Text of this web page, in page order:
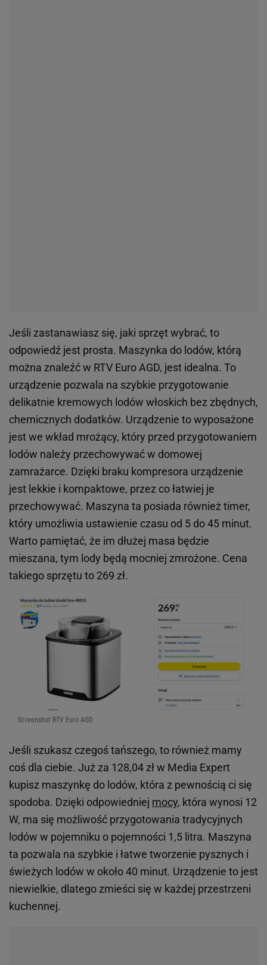
Jeśli zastanawiasz się, jaki sprzęt wybrać, to
odpowiedź jest prosta. Maszynka do lodów, którą
można znaleźć w RTV Euro AGD, jest idealna. To
urządzenie pozwala na szybkie przygotowanie
delikatnie kremowych lodów włoskich bez zbędnych,
chemicznych dodatków. Urządzenie to wyposażone
jest we wkład mrożący, który przed przygotowaniem
lodów należy przechowywać w domowej
zamrażarce. Dzięki braku kompresora urządzenie
jest lekkie i kompaktowe, przez co łatwiej je
przechowywać. Maszyna ta posiada również timer,
który umożliwia ustawienie czasu od 5 do 45 minut.
Warto pamiętać, że im dłużej masa będzie
mieszana, tym lody będą mocniej zmrożone. Cena
takiego sprzętu to 269 zł.
Screenshot RTV Euro AGD
Jeśli szukasz czegoś tańszego, to również mamy
coś dla ciebie. Już za 128,04 zł w Media Expert
kupisz maszynkę do lodów, która z pewnością ci się
spodoba. Dzięki odpowiedniej mocy, która wynosi 12
W, ma się możliwość przygotowania tradycyjnych
lodów w pojemniku o pojemności 1,5 litra. Maszyna
ta pozwala na szybkie i łatwe tworzenie pysznych i
świeżych lodów w około 40 minut. Urządzenie to jest
niewielkie, dlatego zmieści się w każdej przestrzeni
kuchennej.